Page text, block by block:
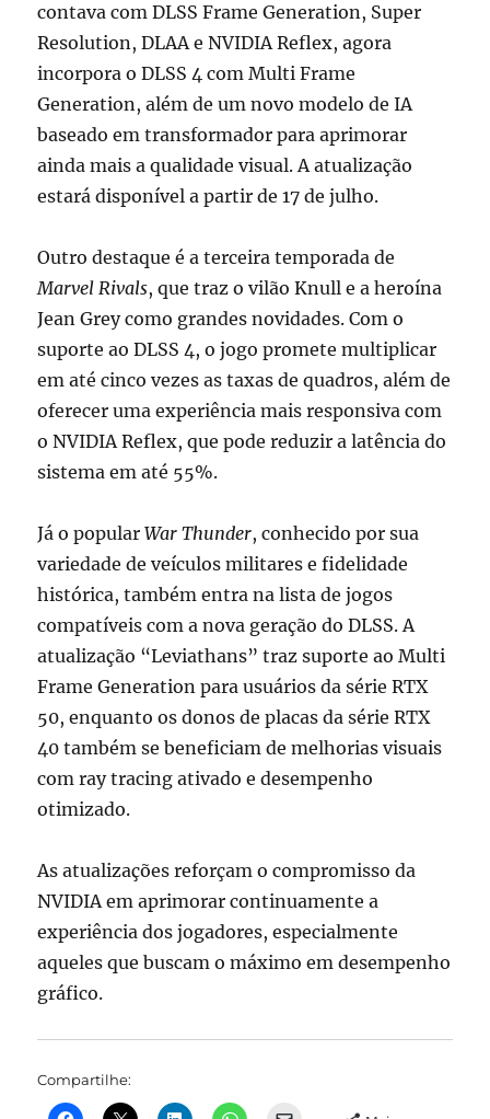
contava com DLSS Frame Generation, Super
Resolution, DLAA e NVIDIA Reflex, agora
incorpora o DLSS 4 com Multi Frame
Generation, além de um novo modelo de IA
baseado em transformador para aprimorar
ainda mais a qualidade visual. A atualização
estará disponível a partir de 17 de julho.
Outro destaque é a terceira temporada de
Marvel Rivals, que traz o vilão Knull e a heroína
Jean Grey como grandes novidades. Com o
suporte ao DLSS 4, o jogo promete multiplicar
em até cinco vezes as taxas de quadros, além de
oferecer uma experiência mais responsiva com
o NVIDIA Reflex, que pode reduzir a latência do
sistema em até 55%.
Já o popularWar Thunder, conhecido por sua
variedade de veículos militares e fidelidade
histórica, também entra na lista de jogos
compatíveis com a nova geração do DLSS. A
atualização “Leviathans” traz suporte ao Multi
Frame Generation para usuários da série RTX
50, enquanto os donos de placas da série RTX
40 também se beneficiam de melhorias visuais
com ray tracing ativado e desempenho
otimizado.
As atualizações reforçam o compromisso da
NVIDIA em aprimorar continuamente a
experiência dos jogadores, especialmente
aqueles que buscam o máximo em desempenho
gráfico.
Compartilhe: